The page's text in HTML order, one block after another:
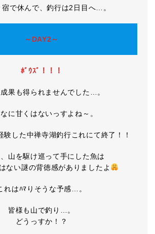
宿で休んで、釣行は2日目へ…。
～DAY2～
ﾎﾞｳｽﾞ！！！
果も得られませんでした…。
に甘くはないっすよね～。
験した中禅寺湖釣行これにて終了！！
山を駆け巡って手にした魚は
ない謎の背徳感がありましたよ
れはﾊﾏりそうな予感…。
皆様も山で釣り…。
どうっすか！？